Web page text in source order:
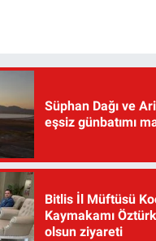
Süphan Dağı ve
eşsiz günbatımı
Bitlis İl Müftüsü
Kaymakamı
olsun ziyareti